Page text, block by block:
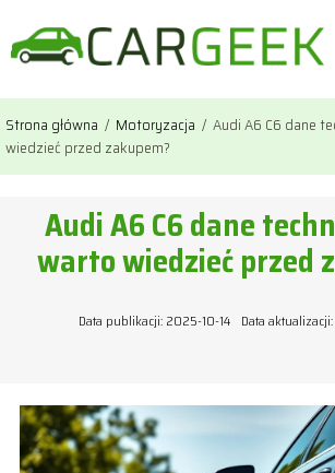
Strona główna / Motoryzacja / Audi A6 C6 dane
wiedzieć przed zakupem?
Audi A6 C6 dane
warto wiedzieć przed
Data publikacji: 2025-10-14 Data